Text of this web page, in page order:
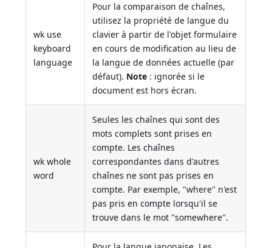
wk use
keyboard
language
Pour la comparaison de chaînes,
utilisez la propriété de langue du
clavier à partir de l'objet formulaire
en cours de modification au lieu de
la langue de données actuelle (par
défaut). Note : ignorée si le
document est hors écran.
wk whole
word
Seules les chaînes qui sont des
mots complets sont prises en
compte. Les chaînes
correspondantes dans d'autres
chaînes ne sont pas prises en
compte. Par exemple, "where" n'est
pas pris en compte lorsqu'il se
trouve dans le mot "somewhere".